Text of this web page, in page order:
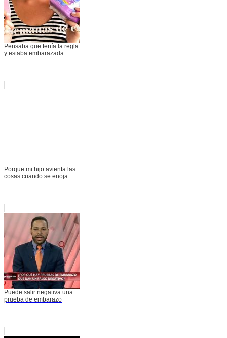
Pensaba que tenía la regla
y estaba embarazada
Porque mi hijo avienta las
cosas cuando se enoja
Puede salir negativa una
prueba de embarazo